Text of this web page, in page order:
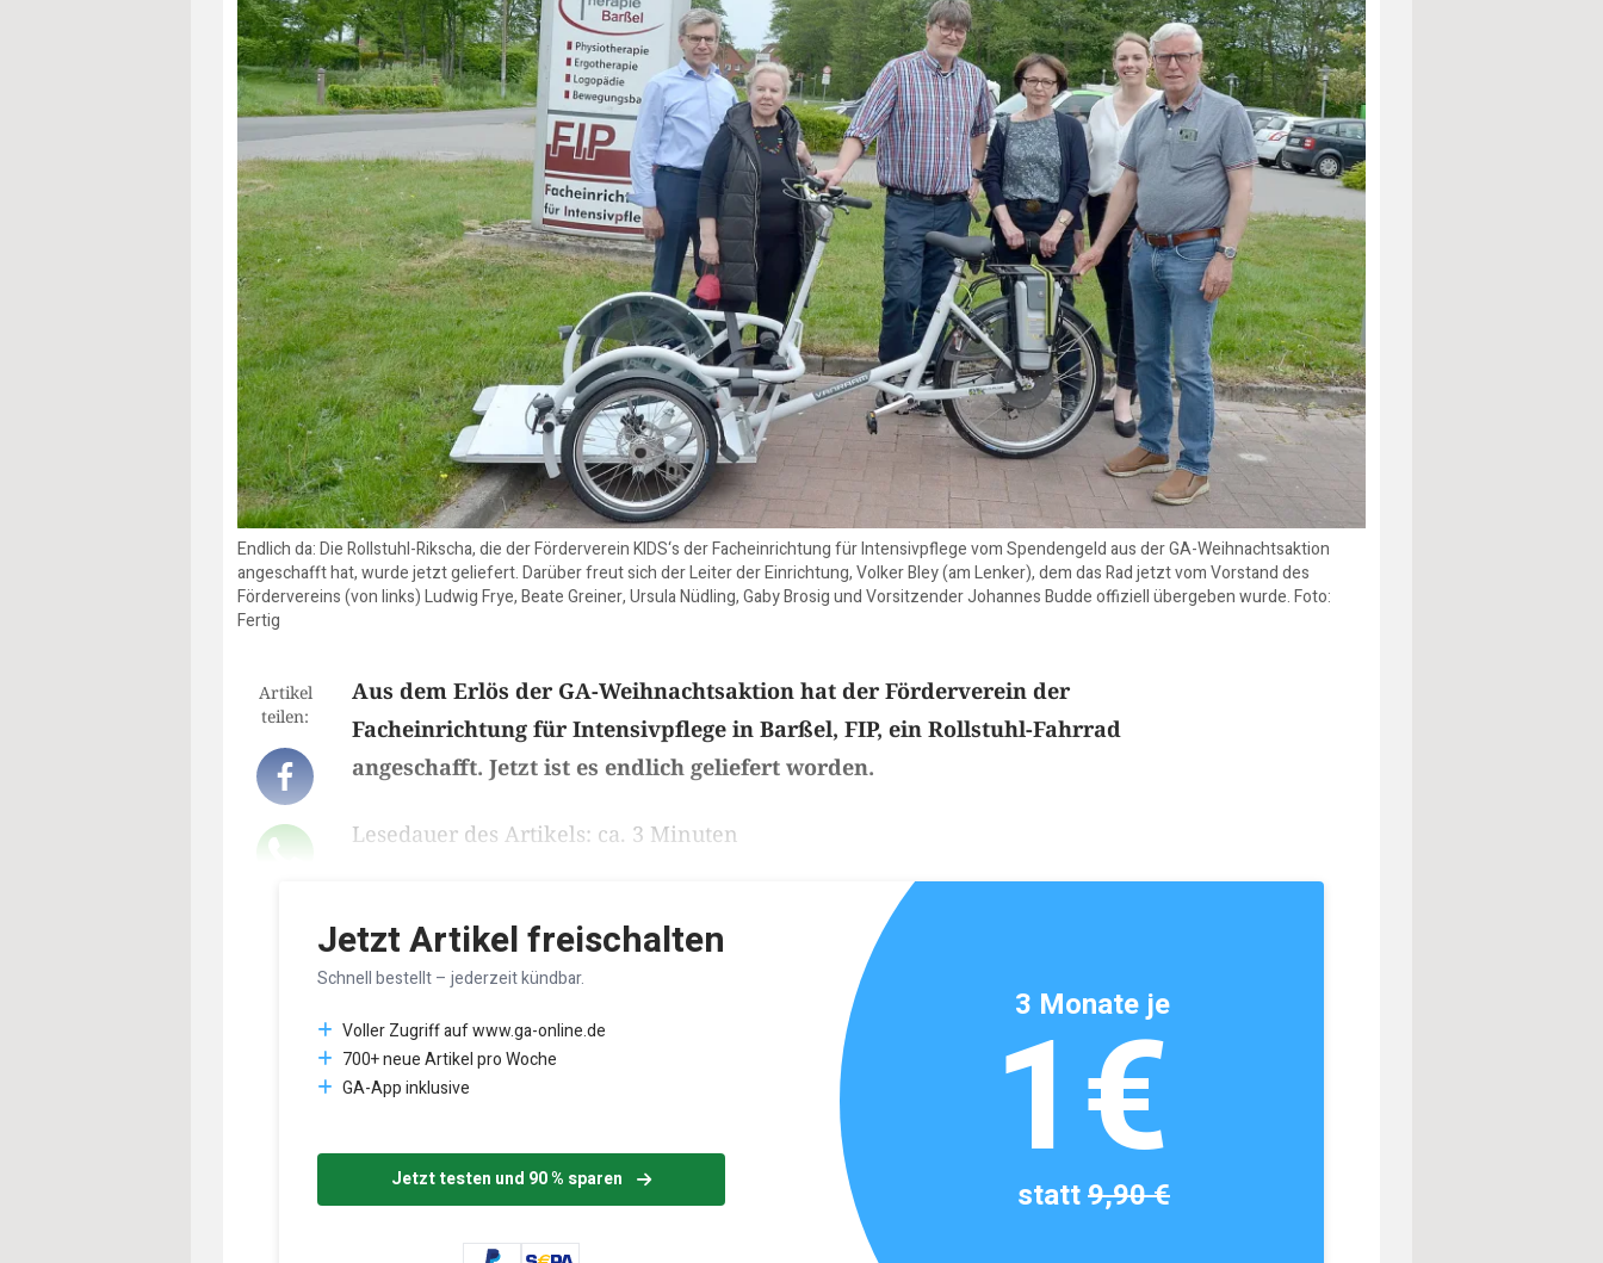
Endlich da: Die Rollstuhl-Rikscha, die der Förderverein KIDS‘s der Facheinrichtung für Intensivpflege vom Spendengeld aus der GA-Weihnachtsaktion
angeschafft hat, wurde jetzt geliefert. Darüber freut sich der Leiter der Einrichtung, Volker Bley (am Lenker), dem das Rad jetzt vom Vorstand des
Fördervereins (von links) Ludwig Frye, Beate Greiner, Ursula Nüdling, Gaby Brosig und Vorsitzender Johannes Budde offiziell übergeben wurde. Foto:
Fertig
Artikel
teilen:
Aus dem Erlös der GA-Weihnachtsaktion hat der Förderverein der
Facheinrichtung für Intensivpflege in Barßel, FIP, ein Rollstuhl-Fahrrad
angeschafft. Jetzt ist es endlich geliefert worden.
Lesedauer des Artikels: ca. 3 Minuten
Jetzt Artikel freischalten
Schnell bestellt – jederzeit kündbar.
Voller Zugriff auf www.ga-online.de
700+ neue Artikel pro Woche
GA-App inklusive
Jetzt testen und 90 % sparen
3 Monate je
1€
statt9,90 €